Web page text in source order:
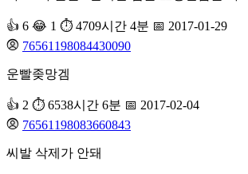
👍 6 😂 1 ⏱️ 4709시간 4분 📅 2017-01-29
76561198084430090
운빨좆망겜
👍 2 ⏱️ 6538시간 6분 📅 2017-02-04
76561198083660843
씨발 삭제가 안돼